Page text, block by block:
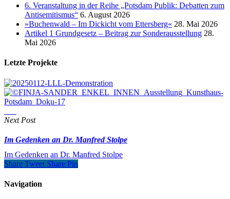
6. Veranstaltung in der Reihe „Potsdam Publik: Debatten zum
Antisemitismus“ 6. August 2026
»Buchenwald – Im Dickicht vom Ettersberg« 28. Mai 2026
Artikel 1 Grundgesetz – Beitrag zur Sonderausstellung 28.
Mai 2026
Letzte Projekte
Next Post
Im Gedenken an Dr. Manfred Stolpe
Im Gedenken an Dr. Manfred Stolpe
Share Tweet Share Pin
Navigation